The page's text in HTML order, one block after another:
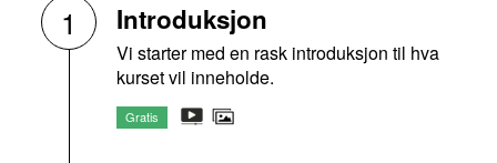
1 Introduksjon
Vi starter med en rask introduksjon til hva
kurset vil inneholde.
Gratis